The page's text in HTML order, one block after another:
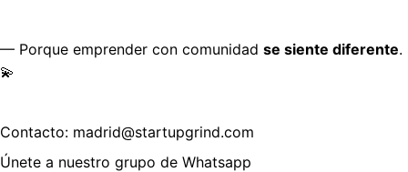
— Porque emprender con comunidad se siente diferente.
💫
Contacto: madrid@startupgrind.com
Únete a nuestro grupo de Whatsapp